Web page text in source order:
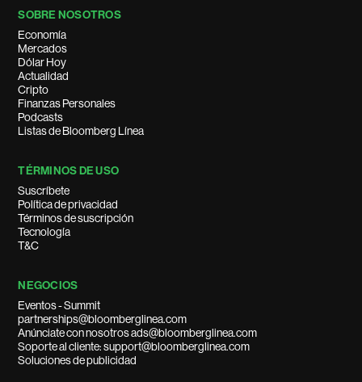
SOBRE NOSOTROS
Economía
Mercados
Dólar Hoy
Actualidad
Cripto
Finanzas Personales
Podcasts
Listas de Bloomberg Línea
TÉRMINOS DE USO
Suscríbete
Política de privacidad
Términos de suscripción
Tecnología
T&C
NEGOCIOS
Eventos - Summit
partnerships@bloomberglinea.com
Anúnciate con nosotros ads@bloomberglinea.com
Soporte al cliente: support@bloomberglinea.com
Soluciones de publicidad